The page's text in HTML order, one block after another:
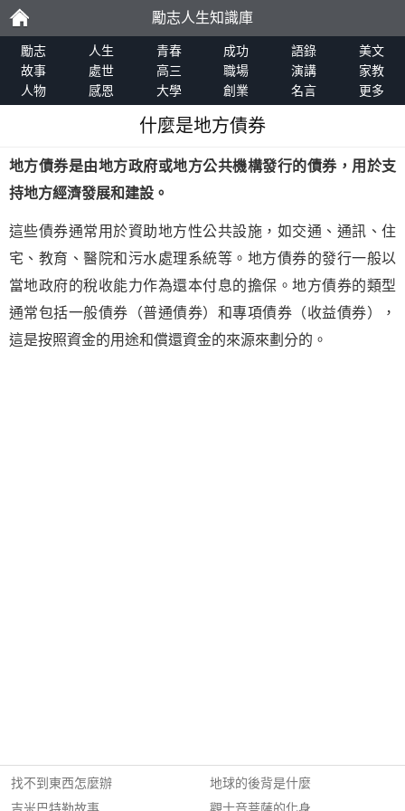
勵
志
勵志人生知識庫
勵志 人生 青春 成功 語錄
美文
故事
處世 高三 職場 演講
家教
人物
感恩 大學 創業 名言 更多
什麼是地方債券
地方債券是由地方政府或地方公共機構發行的債券，用於支
持地方經濟發展和建設。
這些債券通常用於資助地方性公共設施，如交通、通訊、住
宅、教育、醫院和污水處理系統等。地方債券的發行一般以
當地政府的稅收能力作為還本付息的擔保。地方債券的類型
通常包括一般債券（普通債券）和專項債券（收益債券），
這是按照資金的用途和償還資金的來源來劃分的。
找不到東西怎麼辦
地球的後背是什麼